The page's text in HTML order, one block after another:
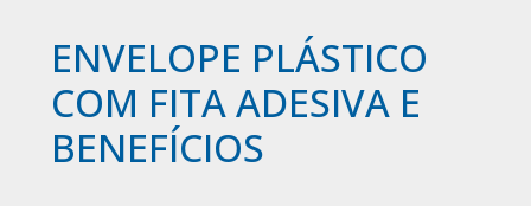
ENVELOPE PLÁSTICO
COM FITA ADESIVA E
BENEFÍCIOS